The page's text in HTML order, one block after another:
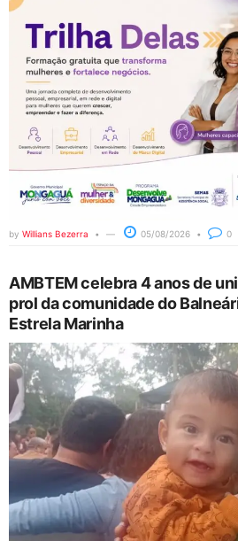
by Willians Bezerra 05/08/2026 0
AMBTEM celebra 4 anos de
prol da comunidade do
Estrela Marinha